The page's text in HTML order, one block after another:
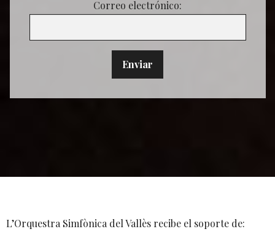
Correo electrónico:
L’Orquestra Simfònica del Vallès recibe el soporte de: